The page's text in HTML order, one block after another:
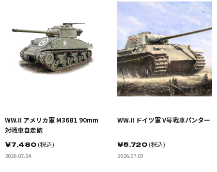
WW.II アメリカ軍 M36B1 90mm
対戦車自走砲
￥7,480(税込)
2026.07.04
WW.II ドイツ軍 V号戦車パンター
￥5,720(税込)
2026.07.03